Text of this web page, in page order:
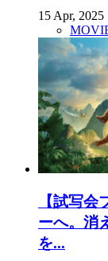
15 Apr, 2025
【試写
ーへ。消
を...